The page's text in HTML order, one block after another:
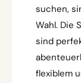
suchen,
Wahl. Die
sind
flexiblem